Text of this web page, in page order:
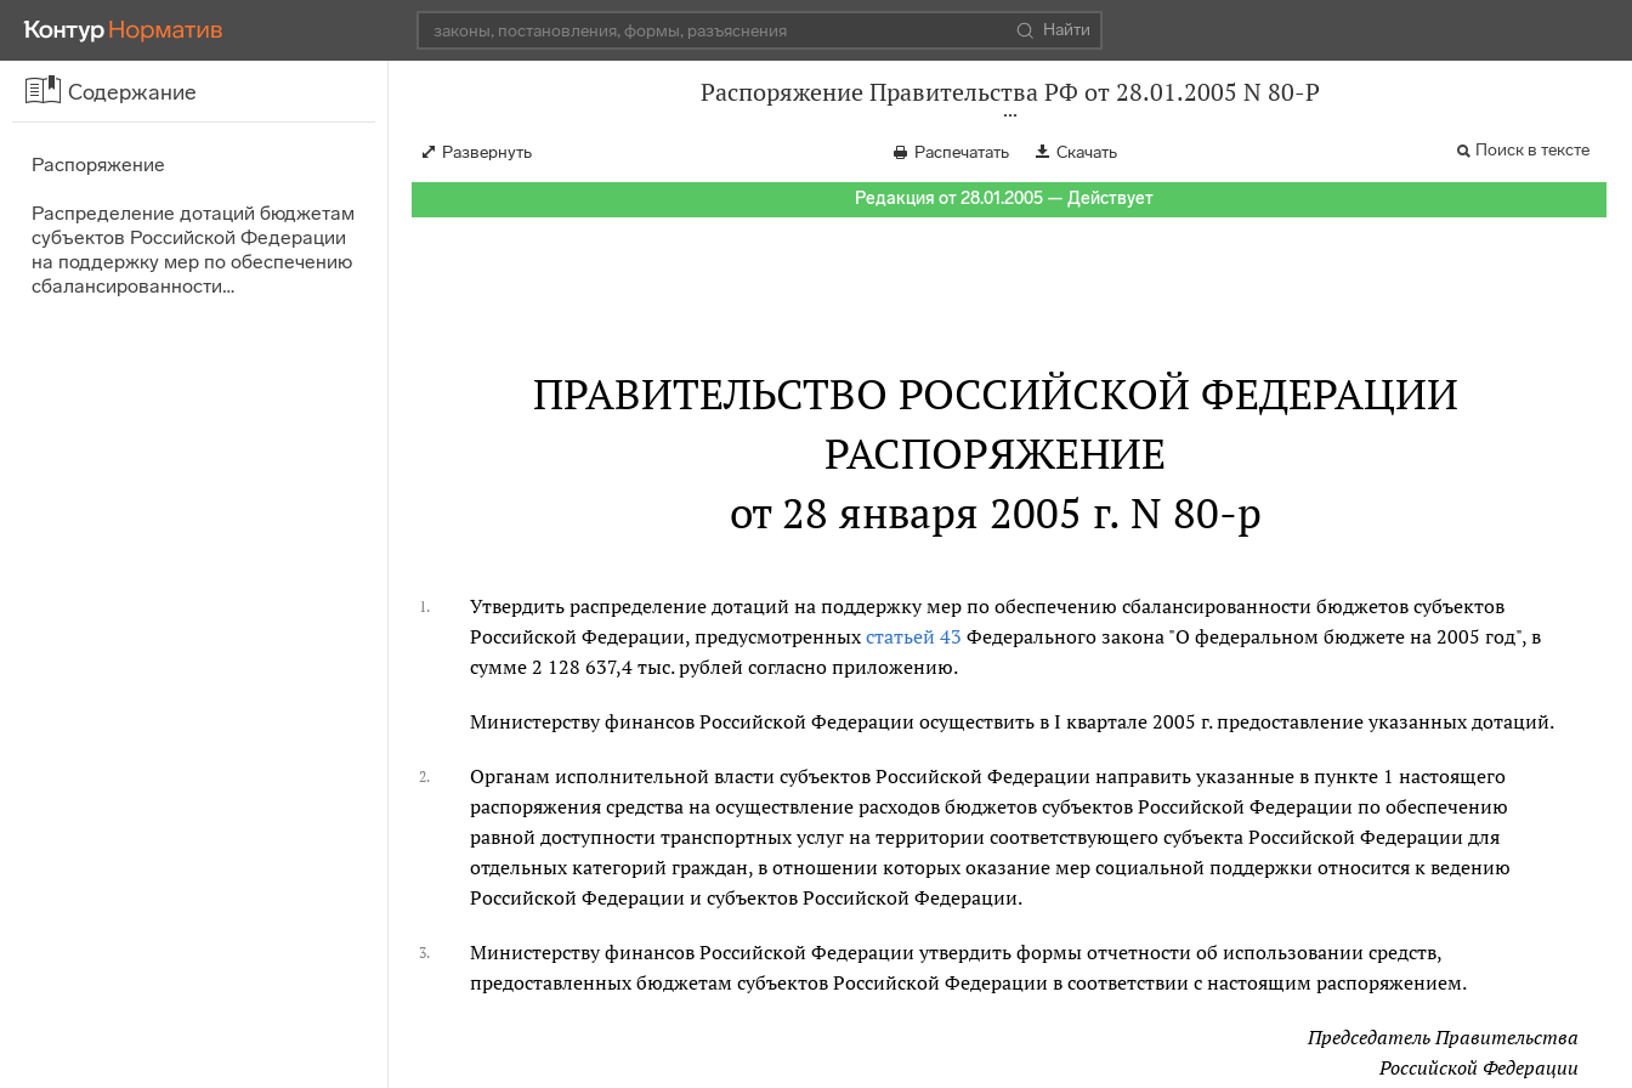
Найти
Содержание
Распоряжение
Распределение дотаций бюджетам
субъектов Российской Федерации
на поддержку мер по обеспечению
сбалансированности…
Распоряжение Правительства РФ от 28.01.2005 N 80-Р
Развернуть Распечатать Скачать Поиск в тексте
Редакция от 28.01.2005 — Действует
ПРАВИТЕЛЬСТВО РОССИЙСКОЙ ФЕДЕРАЦИИ
РАСПОРЯЖЕНИЕ
от 28 января 2005 г. N 80-р
1.
Утвердить распределение дотаций на поддержку мер по обеспечению сбалансированности бюджетов субъектов
Российской Федерации, предусмотренныхстатьей 43 Федерального закона "О федеральном бюджете на 2005 год", в
сумме 2 128 637,4 тыс. рублей согласно приложению.
Министерству финансов Российской Федерации осуществить в I квартале 2005 г. предоставление указанных дотаций.
2.
Органам исполнительной власти субъектов Российской Федерации направить указанные в пункте 1 настоящего
распоряжения средства на осуществление расходов бюджетов субъектов Российской Федерации по обеспечению
равной доступности транспортных услуг на территории соответствующего субъекта Российской Федерации для
отдельных категорий граждан, в отношении которых оказание мер социальной поддержки относится к ведению
Российской Федерации и субъектов Российской Федерации.
3.
Министерству финансов Российской Федерации утвердить формы отчетности об использовании средств,
предоставленных бюджетам субъектов Российской Федерации в соответствии с настоящим распоряжением.
Председатель Правительства
Российской Федерации